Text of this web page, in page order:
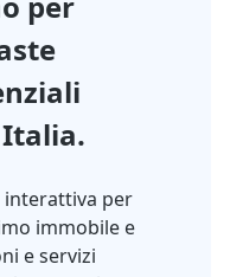
interattiva per
immobile e
e servizi